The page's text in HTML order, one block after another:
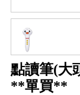
點讀筆(大
**單買**